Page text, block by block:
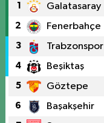
1 Galatasaray
2 Fenerbahçe
3 Trabzonspor
4 Beşiktaş
5 Göztepe
6 Başakşehir